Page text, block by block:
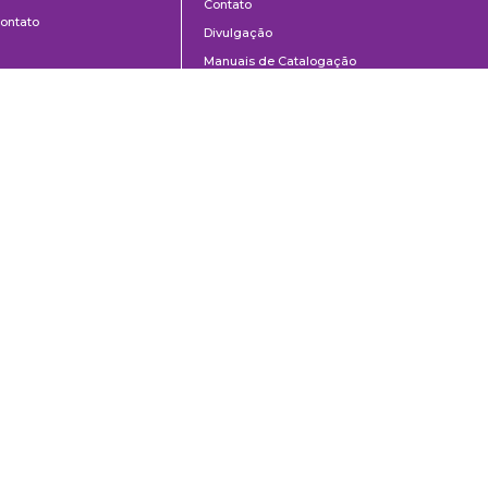
Contato
Divulgação
Manuais de Catalogação